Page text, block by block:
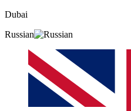
Dubai
Russian